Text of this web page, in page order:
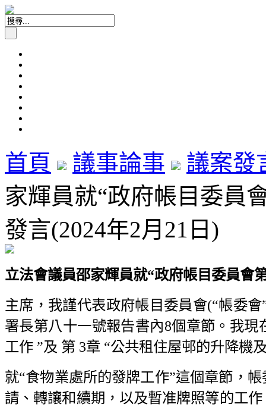
首頁 議事論事
議案發
家輝員就“政府帳目委員
發言(2024年2月21日)
立法會議員邵家輝員就“政府帳目委員會
主席，我謹代表政府帳目委員會(“帳委
署長第八十一號報告書內8個章節。我
工作 ”及 第 3章 “公共租住屋邨的升降機
就“食物業處所的發牌工作”這個章節，
請、轉讓和續期，以及暫准牌照等的工